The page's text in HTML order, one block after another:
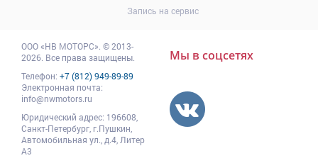
Запись на сервис
ООО«НВ МОТОРС» © 2013-
2026. Все права защищены.
Телефон: +7 (812) 949-89-89
Электронная почта:
info@nwmotors.ru
Юридический адрес: 196608
Санкт-Петербург, г.Пушкин
Автомобильная ул., д.4, Литер
А3
Мы в соцсетях